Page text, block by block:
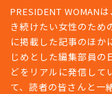
PRESIDENT WOMAN
き続けたい女性のため
に掲載した記事のほか
じめとした編集部員の
どをリアルに発信して
て、読者の皆さんと一